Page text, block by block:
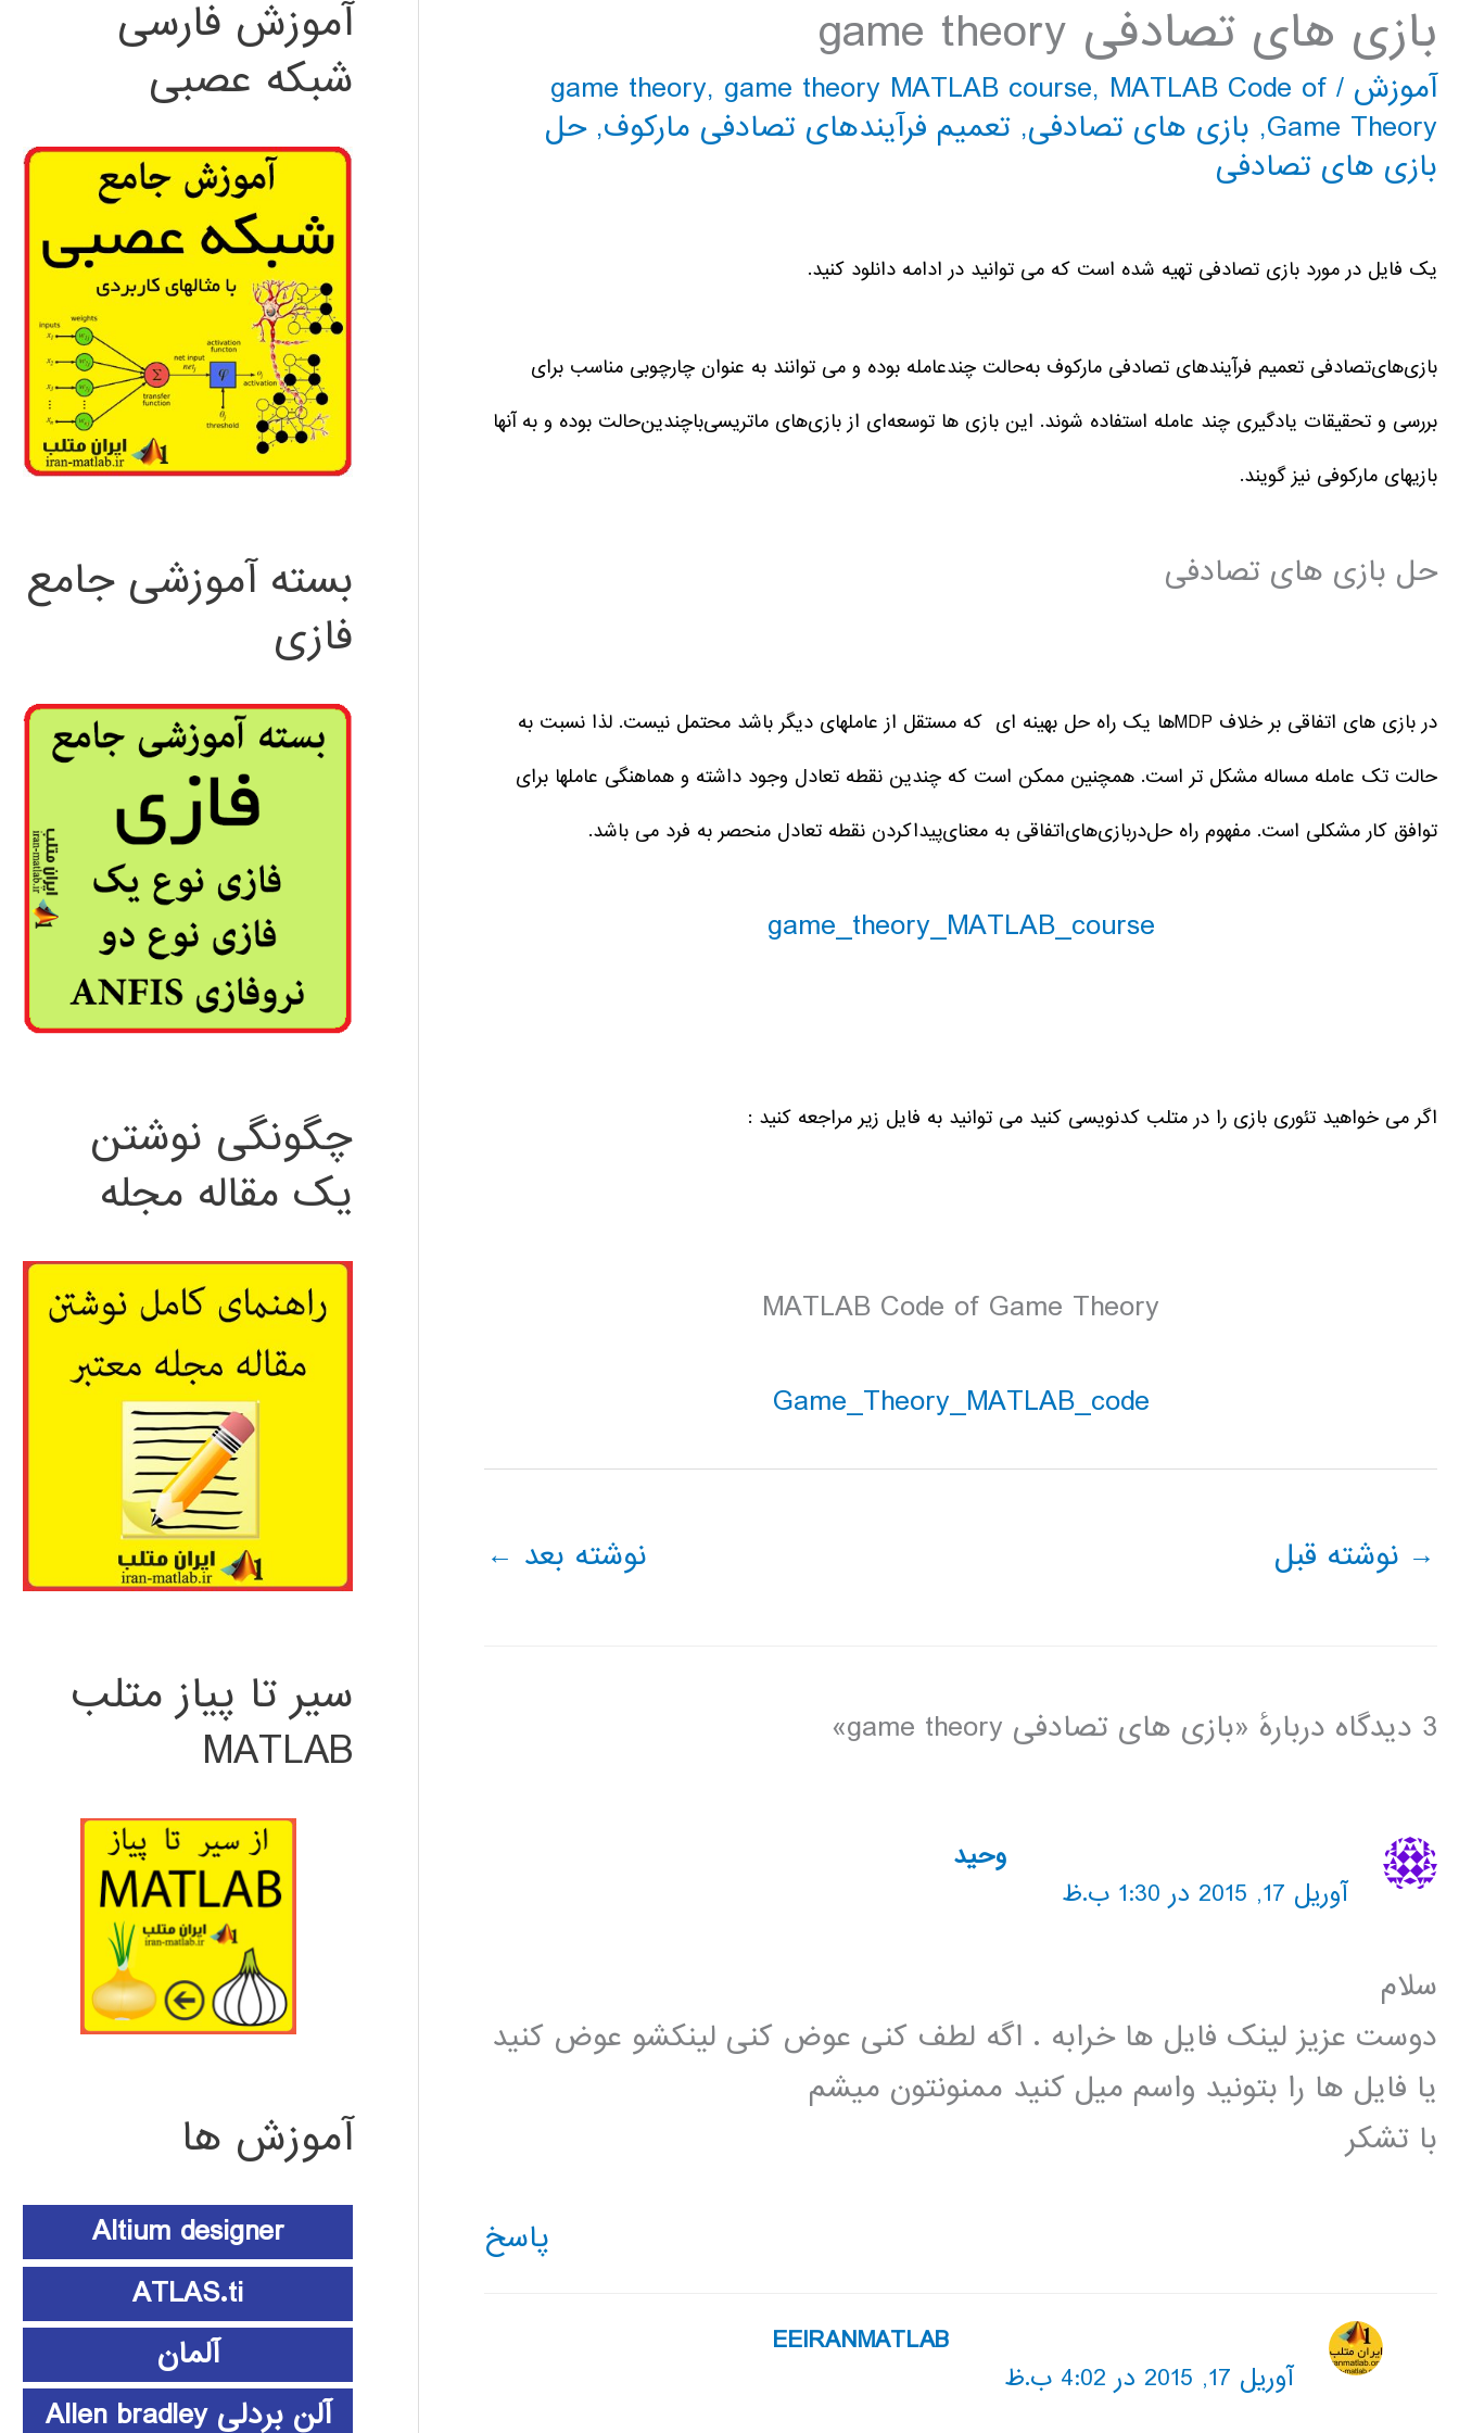
بازی های تصادفی game theory
آموزش /
game theory, game theory MATLAB course, MATLAB Code of
Game Theory
, بازی های تصادفی, تعمیم فرآیندهای تصادفی مارکوف,حل
بازی های تصادفی
یک فایل در مورد بازی تصادفی تهیه شده است که می توانید در ادامه دانلود کنید.
بازی‌های‌تصادفی تعمیم فرآیندهای تصادفی مارکوف به‌حالت چندعامله بوده و می توانند به عنوان چارچوبی مناسب برای
بررسی و تحقیقات یادگیری چند عامله استفاده شوند. این بازی ها توسعه‌ای از بازی‌های‌ ماتریسی‌با‌چندین‌حالت بوده و به آنها
بازیهای مارکوفی نیز گویند.
حل بازی های تصادفی
در بازی های اتفاقی بر خلاف MDPها یک راه حل بهینه ای که مستقل از عاملهای دیگر باشد محتمل نیست. لذا نسبت به
حالت تک عامله مساله مشکل تر است. همچنین ممکن است که چندین نقطه تعادل وجود داشته و هماهنگی عاملها برای
توافق کار مشکلی است. مفهوم راه حل‌در‌بازی‌های‌اتفاقی ‌به ‌معنای‌پیدا‌کردن نقطه تعادل منحصر به فرد می باشد.
game_theory_MATLAB_course
اگر می خواهید تئوری بازی را در متلب کدنویسی کنید می توانید به فایل زیر مراجعه کنید :
MATLAB Code of Game Theory
Game_Theory_MATLAB_code
→ نوشته قبل نوشته بعد ←
3 دیدگاه دربارهٔ «بازی های تصادفی game theory»
وحید
آوریل 17, 2015 در 1:30 ب.ظ
سلام
دوست عزیز لینک فایل ها خرابه . اگه لطف کنی عوض کنی لینکشو عوض کنید
یا فایل ها را بتونید واسم میل کنید ممنونتون میشم
با تشکر
پاسخ
EEIRANMATLAB
آوریل 17, 2015 در 4:02 ب.ظ
آموزش فارسی
شبکه عصبی
بسته آموزشی جامع
فازی
چگونگی نوشتن
یک مقاله مجله
سیر تا پیاز متلب
MATLAB
آموزش ها
Altium designer
ATLAS.ti
آلمان
آلن بردلی Allen bradley